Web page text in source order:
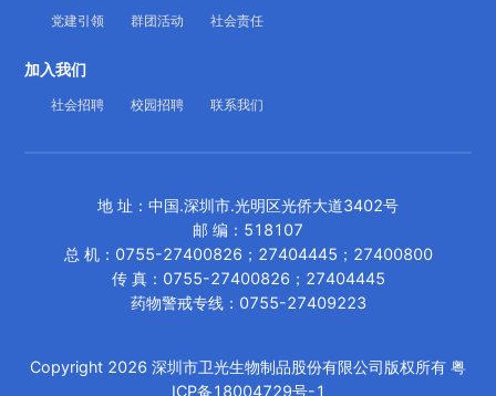
党建引领 群团活动 社会责任
加入我们
社会招聘 校园招聘 联系我们
地 址 ： 中国.深圳市.光明区光侨大道3402号
邮 编：518107
总 机： 0755-27400826；27404445；27400800
传 真： 0755-27400826；27404445
药物警戒专线：0755-27409223
Copyright 2026 深圳市卫光生物制品股份有限公司版权所有 粤
ICP备18004729号-1